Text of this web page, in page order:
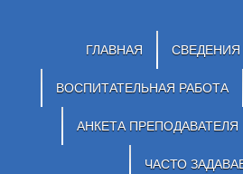
ГЛАВНАЯ СВЕДЕНИЯ
ВОСПИТАТЕЛЬНАЯ РАБОТА
АНКЕТА ПРЕПОДАВАТЕЛЯ
ЧАСТО